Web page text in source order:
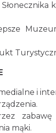
i
mąki.